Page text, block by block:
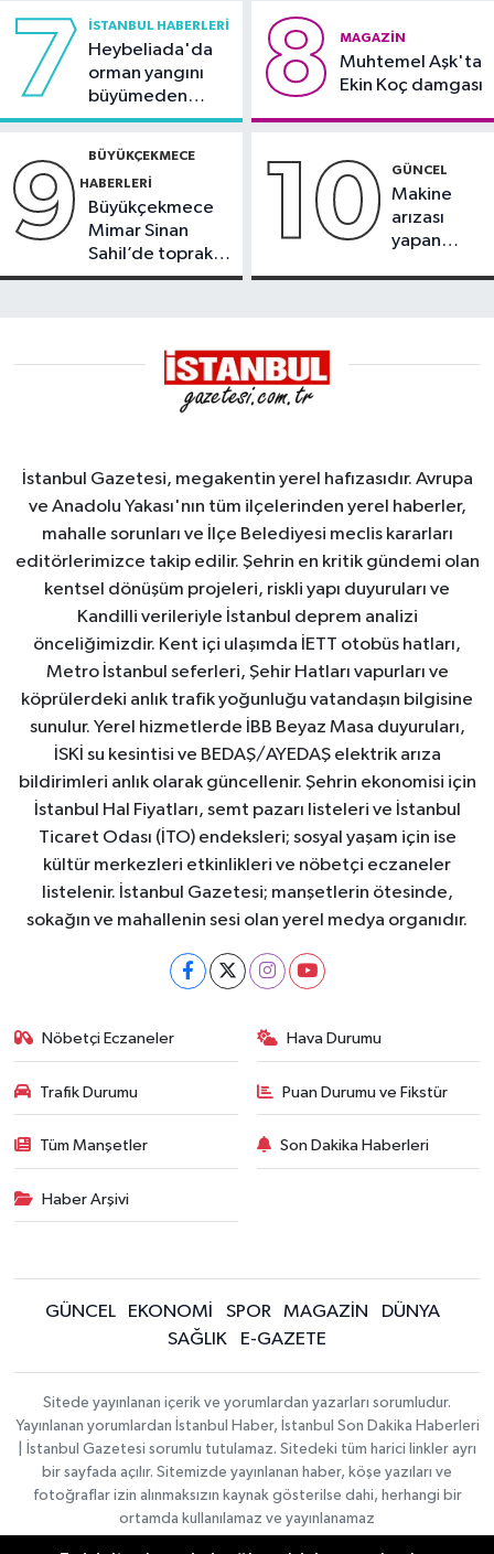
7 İSTANBUL HABERLERI
Heybeliada'da
orman yangını
büyümeden
söndürüldü
8 MAGAZIN
Muhtemel Aşk'ta
Ekin Koç damgası
9 BÜYÜKÇEKMECE
HABERLERI
Büyükçekmece
Mimar Sinan
Sahil’de toprak
kayması
10 GÜNCEL
Makine
arızası
yapan
İstanbul Gazetesi, megakentin yerel hafızasıdır. Avrupa
ve Anadolu Yakası'nın tüm ilçelerinden yerel haberler,
mahalle sorunları ve İlçe Belediyesi meclis kararları
editörlerimizce takip edilir. Şehrin en kritik gündemi olan
kentsel dönüşüm projeleri, riskli yapı duyuruları ve
Kandilli verileriyle İstanbul deprem analizi
önceliğimizdir. Kent içi ulaşımda İETT otobüs hatları,
Metro İstanbul seferleri, Şehir Hatları vapurları ve
köprülerdeki anlık trafik yoğunluğu vatandaşın bilgisine
sunulur. Yerel hizmetlerde İBB Beyaz Masa duyuruları,
İSKİ su kesintisi ve BEDAŞ/AYEDAŞ elektrik arıza
bildirimleri anlık olarak güncellenir. Şehrin ekonomisi için
İstanbul Hal Fiyatları, semt pazarı listeleri ve İstanbul
Ticaret Odası (İTO) endeksleri; sosyal yaşam için ise
kültür merkezleri etkinlikleri ve nöbetçi eczaneler
listelenir. İstanbul Gazetesi; manşetlerin ötesinde,
sokağın ve mahallenin sesi olan yerel medya organıdır.
Nöbetçi Eczaneler Hava Durumu
Trafik Durumu Puan Durumu ve Fikstür
Tüm Manşetler Son Dakika Haberleri
Haber Arşivi
GÜNCEL EKONOMİ SPOR MAGAZİN
DÜNYA
SAĞLIK
E-GAZETE
Sitede yayınlanan içerik ve yorumlardan yazarları sorumludur.
Yayınlanan yorumlardan İstanbul Haber, İstanbul Son Dakika Haberleri
| İstanbul Gazetesi sorumlu tutulamaz. Sitedeki tüm harici linkler ayrı
bir sayfada açılır. Sitemizde yayınlanan haber, köşe yazıları ve
fotoğraflar izin alınmaksızın kaynak gösterilse dahi, herhangi bir
ortamda kullanılamaz ve yayınlanamaz